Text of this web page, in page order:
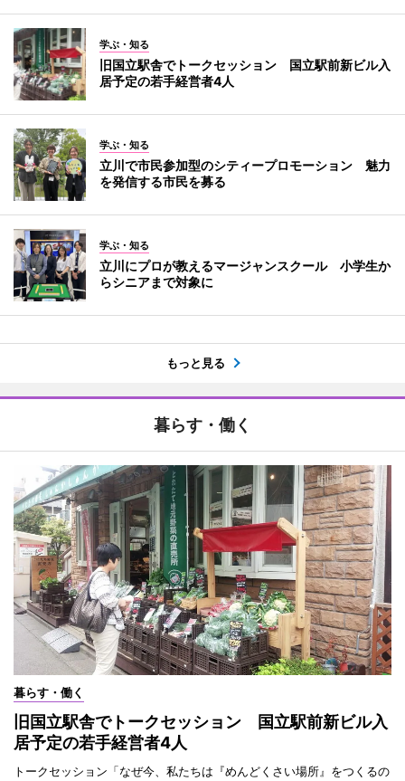
学ぶ・知る
旧国立駅舎でトークセッション 国立駅前新ビル入
居予定の若手経営者4人
学ぶ・知る
立川で市民参加型のシティープロモーション 魅力
を発信する市民を募る
学ぶ・知る
立川にプロが教えるマージャンスクール 小学生か
らシニアまで対象に
もっと見る
暮らす・働く
暮らす・働く
旧国立駅舎でトークセッション 国立駅前新ビル入
居予定の若手経営者4人
トークセッション「なぜ今、私たちは『めんどくさい場所』をつくるの